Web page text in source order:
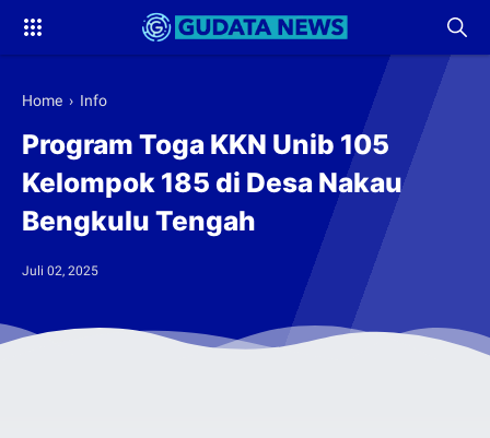
Home › Info
Program Toga KKN Unib 105
Kelompok 185 di Desa Nakau
Bengkulu Tengah
Juli 02, 2025